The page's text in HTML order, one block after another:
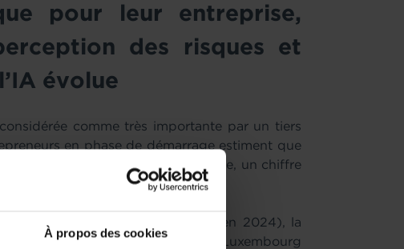
À propos des cookies
pour leur entreprise,
des risques et
évolue
comme très importante par un tiers
en phase de démarrage estiment que
modèle économique et leur stratégie, un chiffre
européenne de 30%.
reste globalement stable (34% en 2024), la
de 22% à 30%. Par conséquent, le Luxembourg